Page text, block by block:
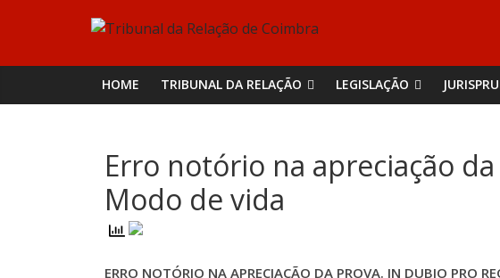
Tribunal
da
Relação
de
Coimbra
HOME TRIBUNAL DA RELAÇÃO LEGISLAÇÃO
Erro notório na apreciação
Modo de vida
ERRO NOTÓRIO NA APRECIAÇÃO DA PROVA. IN DUBIO PRO